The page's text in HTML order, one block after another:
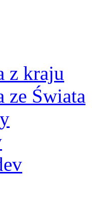
z kraju
ze Świata